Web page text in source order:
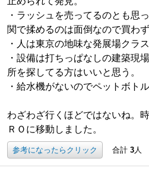
・ラッシュを売ってるのとも思
関で揉めるのは面倒なので買わず
・人は東京の地味な発展場クラス
・設備は打ちっぱなしの建築現
所を探してる方はいいと思う。
・給水機がないのでペットボト
わざわざ行くほどではないね。
ＲＯに移動しました。
参考になったらクリック 合計 3人